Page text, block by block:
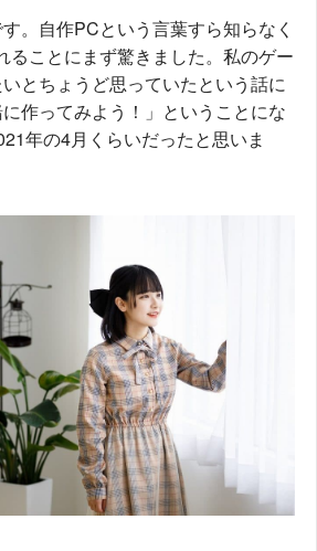
す。自作PCという言葉すら知らなく
ることにまず驚きました。私のゲー
とちょうど思っていたという話に
作ってみよう！」ということにな
年の4月くらいだったと思いま